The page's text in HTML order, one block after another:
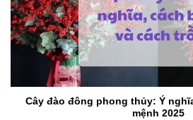
Cây đào đông phong thủy: Ý
mệnh 2025